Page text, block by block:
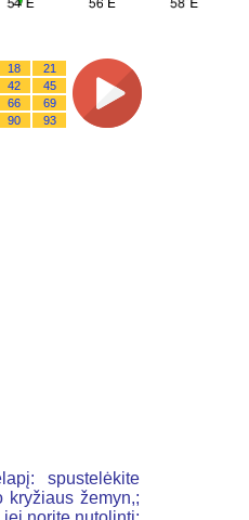
18
21
42
45
66
69
90 93
spustelėkite
kryžiaus žemyn,;